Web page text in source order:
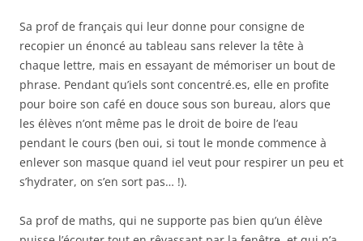
Sa prof de français qui leur donne pour consigne de
recopier un énoncé au tableau sans relever la tête à
chaque lettre, mais en essayant de mémoriser un bout de
phrase. Pendant qu’iels sont concentré.es, elle en profite
pour boire son café en douce sous son bureau, alors que
les élèves n’ont même pas le droit de boire de l’eau
pendant le cours (ben oui, si tout le monde commence à
enlever son masque quand iel veut pour respirer un peu et
s’hydrater, on s’en sort pas… !).
Sa prof de maths, qui ne supporte pas bien qu’un élève